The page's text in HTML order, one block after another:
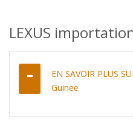
LEXUS
EN SAVOIR PLUS
Guinee